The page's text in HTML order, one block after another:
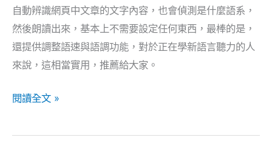
自動辨識網頁中文章的文字內容，也會偵測是什麼語系，
然後朗讀出來，基本上不需要設定任何東西，最棒的是，
還提供調整語速與語調功能，對於正在學新語言聽力的人
來說，這相當實用，推薦給大家。
你
聽
（Chrome、
Firefox
充
件）
閱讀全文 »